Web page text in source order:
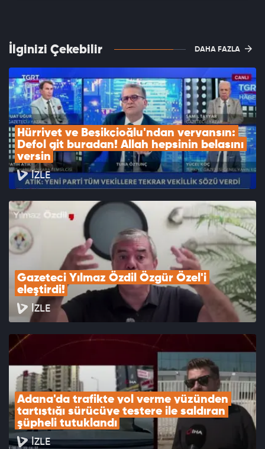
İlginizi Çekebilir DAHA FAZLA
Hürriyet ve Beşikçioğlu'ndan veryansın:
Defol git buradan! Allah hepsinin belasını
versin
İZLE
Gazeteci Yılmaz Özdil Özgür Özel'i
eleştirdi!
İZLE
Adana'da trafikte yol verme yüzünden
tartıştığı sürücüye testere ile saldıran
şüpheli tutuklandı
İZLE